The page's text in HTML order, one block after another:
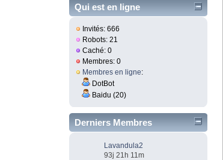
Qui est en ligne
Invités: 666
Robots: 21
Caché: 0
Membres: 0
Membres en ligne:
DotBot
Baidu (20)
Derniers Membres
Lavandula2
93j 21h 11m